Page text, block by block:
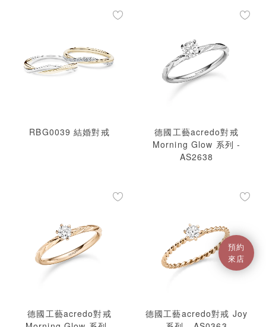
預約
來店
RBG0039 結婚對戒
德國工藝acredo對戒
Morning Glow 系列 -
AS2638
德國工藝acredo對戒
德國工藝acredo對戒 Joy